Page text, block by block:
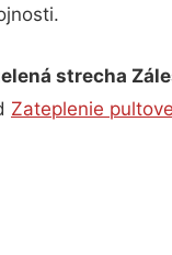
strecha
Zateplenie